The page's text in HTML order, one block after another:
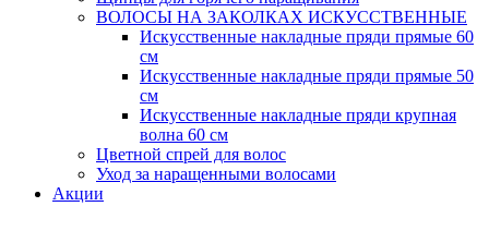
ВОЛОСЫ НА ЗАКОЛКАХ ИСКУССТВЕННЫЕ
Искусственные накладные пряди прямые 60
см
Искусственные накладные пряди прямые 50
см
Искусственные накладные пряди крупная
волна 60 см
Цветной спрей для волос
Уход за наращенными волосами
Акции